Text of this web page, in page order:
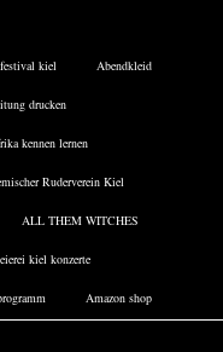
kiel Abendkleid
drucken
kennen lernen
Ruderverein Kiel
ALL THEM WITCHES
kiel konzerte
Amazon shop